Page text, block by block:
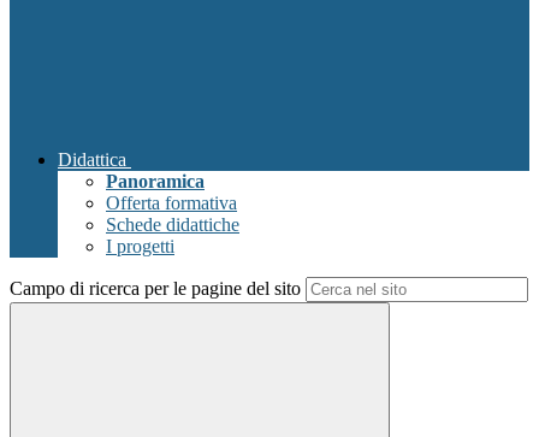
Didattica
Panoramica
Offerta formativa
Schede didattiche
I progetti
Campo di ricerca per le pagine del sito